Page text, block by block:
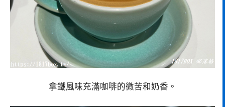
拿鐵風味充滿咖啡的微苦和奶香。